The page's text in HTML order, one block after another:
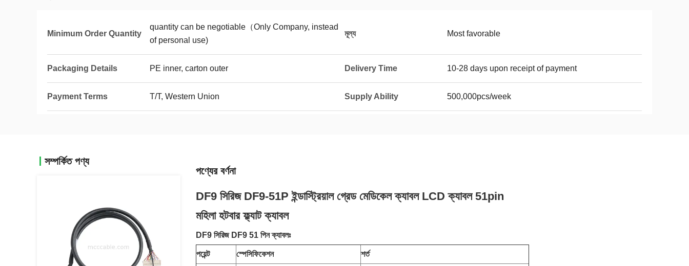
Minimum Order Quantity
quantity can be negotiable（Only Company, instead
of personal use)
মূল্য Most favorable
Packaging Details PE inner, carton outer Delivery Time 10-28 days upon receipt of payment
Payment Terms T/T, Western Union Supply Ability 500,000pcs/week
সম্পর্কিত পণ্য
পণ্যের বর্ণনা
DF9 সিরিজ DF9-51P ইন্ডাস্ট্রিয়াল গ্রেড মেডিকেল ক্যাবল LCD ক্যাবল 51pin
মহিলা হটবার ফ্ল্যাট ক্যাবল
DF9 সিরিজ DF9 51 পিন ক্যাবলঃ
পয়েন্ট স্পেসিফিকেশন শর্ত